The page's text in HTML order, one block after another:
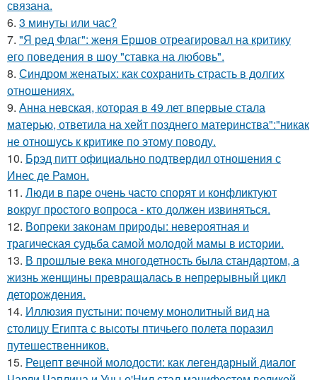
связана.
6. 3 минуты или час?
7. "Я ред Флаг": женя Ершов отреагировал на критику
его поведения в шоу "ставка на любовь".
8. Синдром женатых: как сохранить страсть в долгих
отношениях.
9. Анна невская, которая в 49 лет впервые стала
матерью, ответила на хейт позднего материнства":"никак
не отношусь к критике по этому поводу.
10. Брэд питт официально подтвердил отношения с
Инес де Рамон.
11. Люди в паре очень часто спорят и конфликтуют
вокруг простого вопроса - кто должен извиняться.
12. Вопреки законам природы: невероятная и
трагическая судьба самой молодой мамы в истории.
13. В прошлые века многодетность была стандартом, а
жизнь женщины превращалась в непрерывный цикл
деторождения.
14. Иллюзия пустыни: почему монолитный вид на
столицу Египта с высоты птичьего полета поразил
путешественников.
15. Рецепт вечной молодости: как легендарный диалог